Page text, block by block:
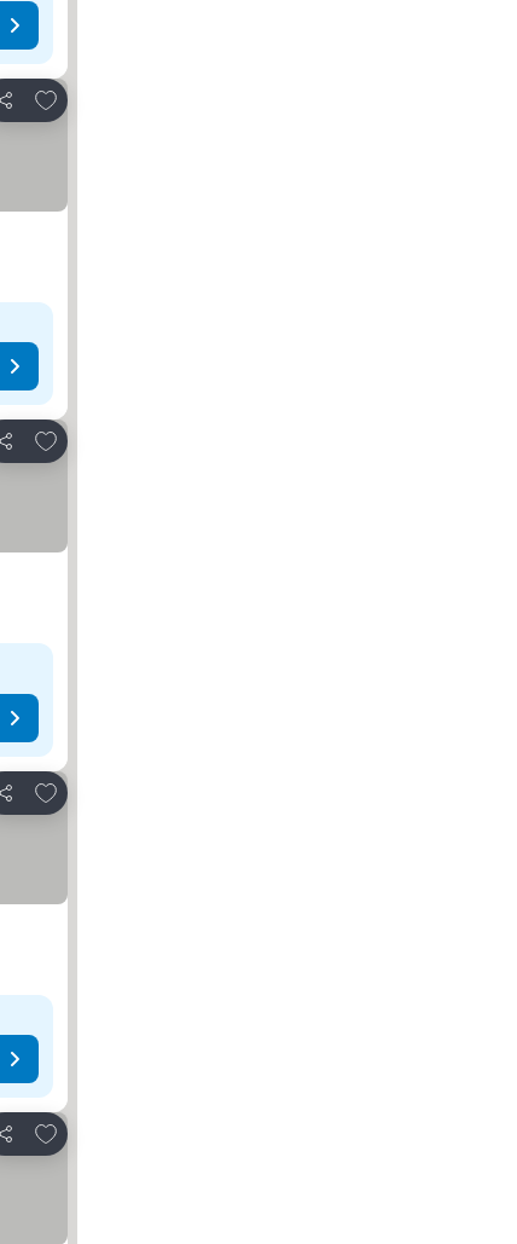
Condividi
Aggiungi ai preferiti
Condividi
Aggiungi ai preferiti
Condividi
Aggiungi ai preferiti
Condividi
Aggiungi ai preferiti